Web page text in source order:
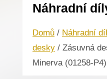
Náhradní
Domů / Náhradní
desky / Zásuvná
Minerva (01258-P4)